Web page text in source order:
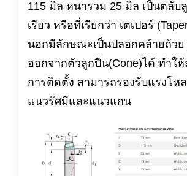
115 มิล หนารวม 25 มิล เป็นตลับ
เรียว หรือที่เรียกว่า เตเปอร์
นอกมีลักษณะเป็นปลอกคล้ายถ้วย
ออกจากตัวลูกปืน(Cone)ได้ ทำใ
การติดตั้ง สามารถรองรับแรงโห
แนวรัศมีและแนวแกน